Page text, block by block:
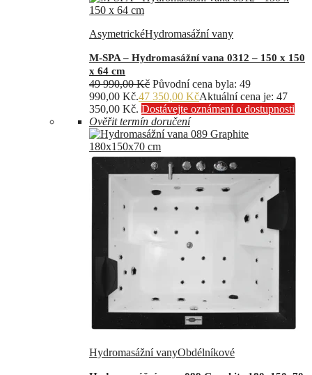
AsymetrickéHydromasážní vany
M-SPA – Hydromasážní vana 0312 – 150 x 150
x 64 cm
49 990,00Kč Původní cena byla: 49
990,00 Kč.47 350,00 KčAktuální cena je: 47
350,00 Kč. Dostávejte oznámení o dostupnosti
Ověřit termín doručení
Hydromasážní vanyObdélníkové